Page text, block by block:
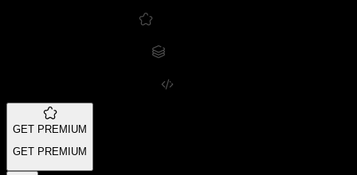
GET PREMIUM
GET PREMIUM